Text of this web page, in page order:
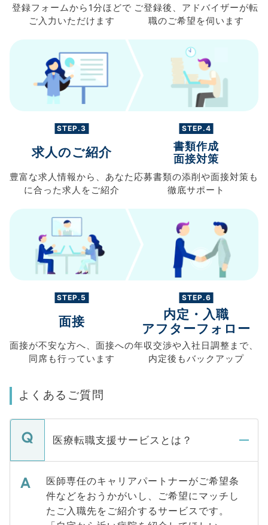
登録フォームから 1分ほどで
ご入力 いただけます
ご登録後、 アドバイザーが転
職のご希望を伺います
STEP.3
求人のご紹介
豊富な求人情報から、 あなた
に合った求人を ご紹介
STEP.4
書類作成
面接対策
応募書類の添削や面接対策も
徹底サポート
STEP.5
面接
面接が不安な方へ、 面接への
同席も行っています
STEP.6
内定・入職
アフターフォロー
年収交渉や入社日調整まで、
内定後もバックアップ
よくあるご質問
医療転職支援サービスとは？
医師専任のキャリアパートナーがご希望条
件などをおうかがいし、ご希望にマッチし
たご入職先をご紹介するサービスです。